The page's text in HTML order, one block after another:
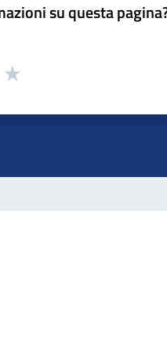
su questa